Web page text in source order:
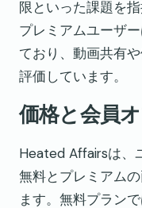
限といった課題を
プレミアムユーザ
ており、動画共有
評価しています。
価格と会員
Heated Affairsは、
無料とプレミアム
ます。無料プラン